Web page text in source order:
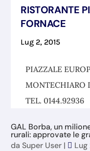
RISTORANTE
FORNACE
Lug 2, 2015
PIAZZALE
MONTECHIARO
TEL. 0144.92936
GAL Borba, un
rurali: approvate le
da Super User | Lug